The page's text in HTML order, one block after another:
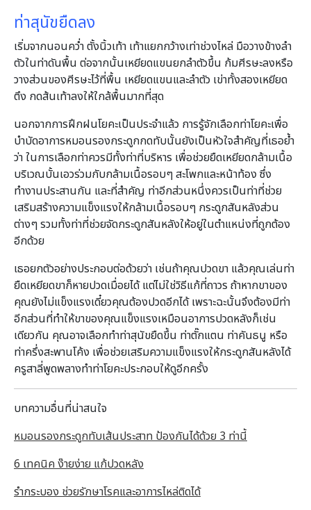
ท่าสุนัขยืดลง
เริ่มจากนอนคว่ำ ตั้งนิ้วเท้า เท้าแยกกว้างเท่าช่วงไหล่ มือวางข้างลำ
ตัวในท่าดันพื้น ต่อจากนั้นเหยียดแขนยกลำตัวขึ้น ก้มศีรษะลงหรือ
วางส่วนของศีรษะไว้ที่พื้น เหยียดแขนและลำตัว เข่าทั้งสองเหยียด
ตึง กดส้นเท้าลงให้ใกล้พื้นมากที่สุด
นอกจากการฝึกฝนโยคะเป็นประจำแล้ว การรู้จักเลือกท่าโยคะเพื่อ
บำบัดอาการหมอนรองกระดูกกดทับนั้นยังเป็นหัวใจสำคัญที่เธอย้ำ
ว่า ในการเลือกท่าควรมีทั้งท่าที่บริหาร เพื่อช่วยยืดเหยียดกล้ามเนื้อ
บริเวณบั้นเอวร่วมกับกล้ามเนื้อรอบๆ สะโพกและหน้าท้อง ซึ่ง
ทำงานประสานกัน และที่สำคัญ ท่าอีกส่วนหนึ่งควรเป็นท่าที่ช่วย
เสริมสร้างความแข็งแรงให้กล้ามเนื้อรอบๆ กระดูกสันหลังส่วน
ต่างๆ รวมทั้งท่าที่ช่วยจัดกระดูกสันหลังให้อยู่ในตำแหน่งที่ถูกต้อง
อีกด้วย
เธอยกตัวอย่างประกอบต่อด้วยว่า เช่นถ้าคุณปวดขา แล้วคุณเล่นท่า
ยืดเหยียดขาก็หายปวดเมื่อยได้ แต่ไม่ใช่วิธีแก้ที่ถาวร ถ้าหากขาของ
คุณยังไม่แข็งแรงเดี๋ยวคุณต้องปวดอีกได้ เพราะฉะนั้นจึงต้องมีท่า
อีกส่วนที่ทำให้ขาของคุณแข็งแรงเหมือนอาการปวดหลังก็เช่น
เดียวกัน คุณอาจเลือกทำท่าสุนัขยืดขึ้น ท่าตั๊กแตน ท่าคันธนู หรือ
ท่าครึ่งสะพานโค้ง เพื่อช่วยเสริมความแข็งแรงให้กระดูกสันหลังได้
ครูสาลี่พูดพลางทำท่าโยคะประกอบให้ดูอีกครั้ง
บทความอื่นที่น่าสนใจ
หมอนรองกระดูกทับเส้นประสาท ป้องกันได้ด้วย 3 ท่านี้
6 เทคนิค ง๊ายง่าย แก้ปวดหลัง
รำกระบอง ช่วยรักษาโรคและอาการไหล่ติดได้